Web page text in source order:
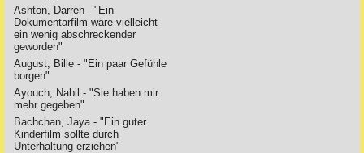
Ashton, Darren - "Ein
Dokumentarfilm wäre vielleicht
ein wenig abschreckender
geworden"
August, Bille - "Ein paar Gefühle
borgen"
Ayouch, Nabil - "Sie haben mir
mehr gegeben"
Bachchan, Jaya - "Ein guter
Kinderfilm sollte durch
Unterhaltung erziehen"